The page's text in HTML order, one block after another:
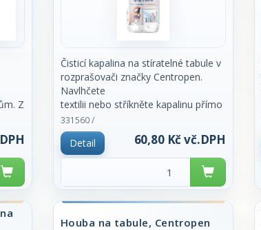
Z
10
Čisticí kapalina na stíratelné tabule v
rozprašovači značky Centropen.
Navlhčete
textilii nebo stříkněte kapalinu přímo
na tabuli a
tabuli otřete. Obsah 110 ml. Cena
za kus.
331560 /
Detail 60,80 Kč vč.DPH
Houba na tabule, Centropen